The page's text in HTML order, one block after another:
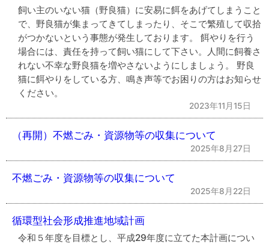
飼い主のいない猫（野良猫）に安易に餌をあげてしまうこと
で、野良猫が集まってきてしまったり、そこで繁殖して収拾
がつかないという事態が発生しております。 餌やりを行う
場合には、責任を持って飼い猫にして下さい。人間に飼養さ
れない不幸な野良猫を増やさないようにしましょう。 野良
猫に餌やりをしている方、鳴き声等でお困りの方はお知らせ
ください。
2023年11月15日
（再開）不燃ごみ・資源物等の収集について
2025年8月27日
不燃ごみ・資源物等の収集について
2025年8月22日
循環型社会形成推進地域計画
令和５年度を目標とし、平成29年度に立てた本計画につい